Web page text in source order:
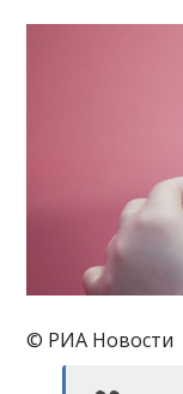
© РИА Новости